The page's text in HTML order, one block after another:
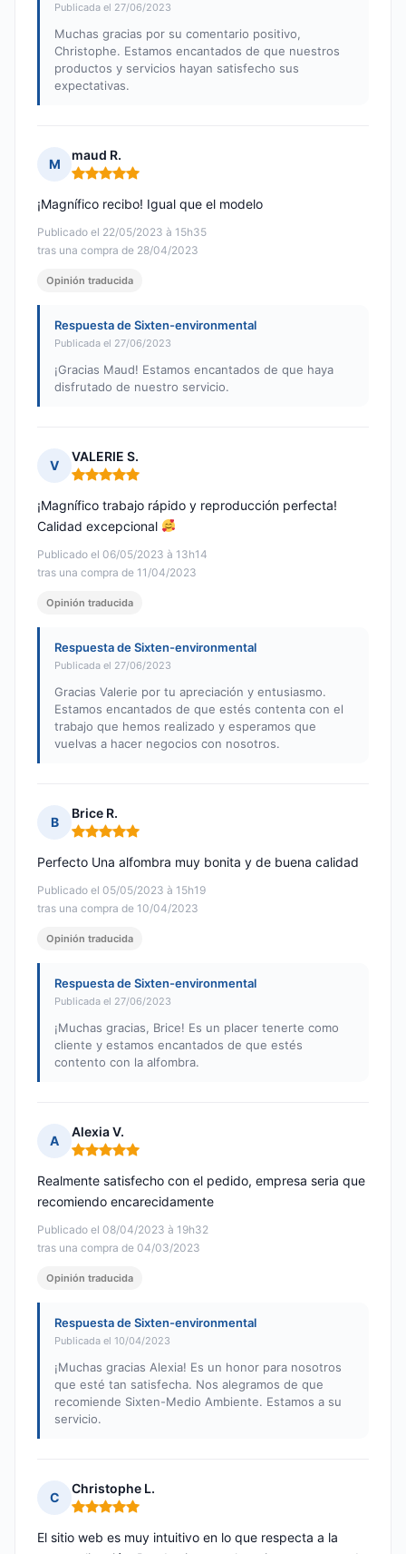
Publicada el 27/06/2023
Muchas gracias por su comentario positivo,
Christophe. Estamos encantados de que nuestros
productos y servicios hayan satisfecho sus
expectativas.
M
maud R.
Nota: 5 de 5
Publicado el 22/05/2023 à 15h35
tras una compra de 28/04/2023
¡Magnífico recibo! Igual que el modelo
Opinión traducida
Respuesta de Sixten-environmental
Publicada el 27/06/2023
¡Gracias Maud! Estamos encantados de que haya
disfrutado de nuestro servicio.
V
VALERIE S.
Nota: 5 de 5
Publicado el 06/05/2023 à 13h14
tras una compra de 11/04/2023
¡Magnífico trabajo rápido y reproducción perfecta!
Calidad excepcional
Opinión traducida
Respuesta de Sixten-environmental
Publicada el 27/06/2023
Gracias Valerie por tu apreciación y entusiasmo.
Estamos encantados de que estés contenta con el
trabajo que hemos realizado y esperamos que
vuelvas a hacer negocios con nosotros.
B
Brice R.
Nota: 5 de 5
Publicado el 05/05/2023 à 15h19
tras una compra de 10/04/2023
Perfecto Una alfombra muy bonita y de buena calidad
Opinión traducida
Respuesta de Sixten-environmental
Publicada el 27/06/2023
¡Muchas gracias, Brice! Es un placer tenerte como
cliente y estamos encantados de que estés
contento con la alfombra.
A
Alexia V.
Nota: 5 de 5
Publicado el 08/04/2023 à 19h32
tras una compra de 04/03/2023
Realmente satisfecho con el pedido, empresa seria que
recomiendo encarecidamente
Opinión traducida
Respuesta de Sixten-environmental
Publicada el 10/04/2023
¡Muchas gracias Alexia! Es un honor para nosotros
que esté tan satisfecha. Nos alegramos de que
recomiende Sixten-Medio Ambiente. Estamos a su
servicio.
C
Christophe L.
Nota: 5 de 5
El sitio web es muy intuitivo en lo que respecta a la